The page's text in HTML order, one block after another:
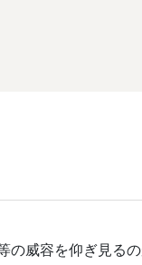
威容を仰ぎ見るの